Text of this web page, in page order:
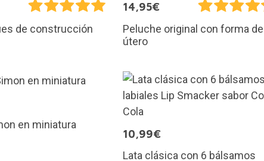
de construcción
14,95€
Peluche original con forma de
útero
en miniatura
10,99€
Lata clásica con 6 bálsamos